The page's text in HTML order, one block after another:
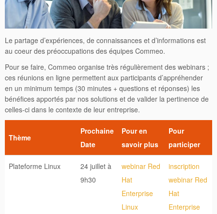
Le partage d’expériences, de connaissances et d’informations est
au coeur des préoccupations des équipes Commeo.
Pour se faire, Commeo organise très régulièrement des webinars ;
ces réunions en ligne permettent aux participants d’appréhender
en un minimum temps (30 minutes + questions et réponses) les
bénéfices apportés par nos solutions et de valider la pertinence de
celles-ci dans le contexte de leur entreprise.
Thème
Prochaine
Date
Pour en
savoir plus
Pour
participer
Plateforme Linux
24 juillet à
9h30
webinar Red
Hat
Enterprise
Linux
inscription
webinar Red
Hat
Enterprise